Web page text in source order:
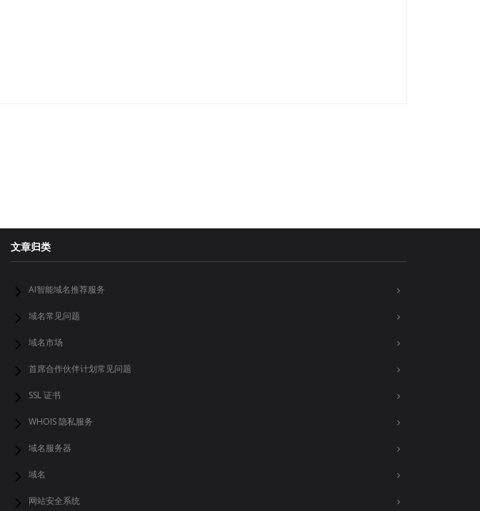
文章归类
AI智能域名推荐服务
域名常见问题
域名市场
首席合作伙伴计划常见问题
SSL 证书
WHOIS 隐私服务
域名服务器
域名
网站安全系统